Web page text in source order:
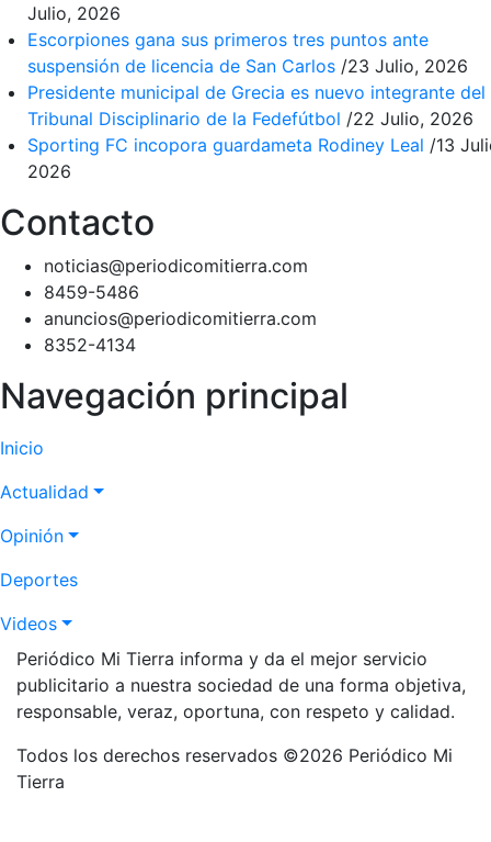
Julio, 2026
Escorpiones gana sus primeros tres puntos ante
suspensión de licencia de San Carlos /23 Julio, 2026
Presidente municipal de Grecia es nuevo integrante del
Tribunal Disciplinario de la Fedefútbol /22 Julio, 2026
Sporting FC incopora guardameta Rodiney Leal /13
2026
Contacto
noticias@periodicomitierra.com
8459-5486
anuncios@periodicomitierra.com
8352-4134
Navegación principal
Inicio
Actualidad
Opinión
Deportes
Videos
Periódico Mi Tierra informa y da el mejor servicio
publicitario a nuestra sociedad de una forma objetiva,
responsable, veraz, oportuna, con respeto y calidad.
Todos los derechos reservados ©2026 Periódico Mi
Tierra